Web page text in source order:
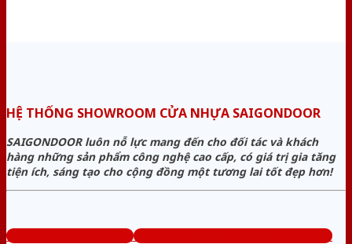
HỆ THỐNG SHOWROOM CỬA NHỰA SAIGONDOOR
SAIGONDOOR luôn nỗ lực mang đến cho đối tác và khách
hàng những sản phẩm công nghệ cao cấp, có giá trị gia tăng
tiện ích, sáng tạo cho cộng đồng một tương lai tốt đẹp hơn!
www.cuanhuagiago.com Tổng đài tư vấn miễn phí: 0824.400.400